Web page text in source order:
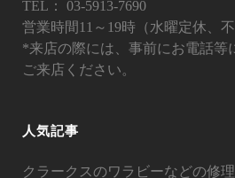
TEL：
03-5913-7690
営業時間11～19時（水曜定休、不
*来店の際には、事前にお電話等
ご来店ください。
人気記事
クラークスのワラビーなどの修